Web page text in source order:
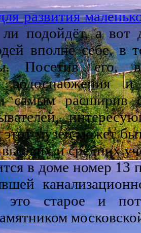
развития
ли подойдёт, а вот
вполне себе, в
Посетив его,
водоснабжения
самым расширив
этот музей может
и средних
в доме номер 13
это старое и